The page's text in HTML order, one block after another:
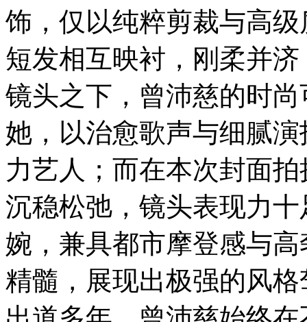
饰，仅以纯粹剪裁与高
短发相互映衬，刚柔并
镜头之下，曾沛慈的时
她，以治愈歌声与细腻
力艺人；而在本次封面
沉稳松弛，镜头表现力
婉，兼具都市摩登感与
精髓，展现出极强的风